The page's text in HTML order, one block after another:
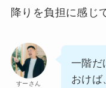
降りを負担に感じ
すーさん
一階だ
おけば